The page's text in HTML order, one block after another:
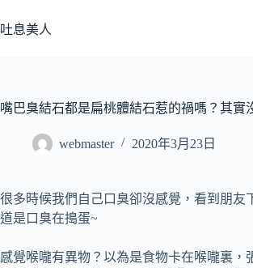
至
容
吐息美人
嘴巴臭結石都是扁桃體結石惹的禍嗎？其實
webmaster 2020年3月23日
很多時候我們自己口臭卻沒感覺，看到朋友
道是口臭在搗蛋~
感覺喉嚨有異物？以為是食物卡在喉嚨裏，